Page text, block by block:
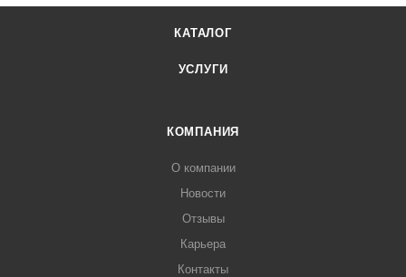
КАТАЛОГ
УСЛУГИ
КОМПАНИЯ
О компании
Новости
Отзывы
Карьера
Контакты